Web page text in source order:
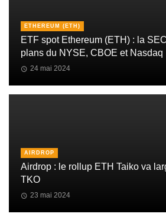
ETHEREUM (ETH)
ETF spot Ethereum (ETH) : la
plans du NYSE, CBOE et Nasdaq
24 mai 2024
AIRDROP
Airdrop : le rollup ETH Taiko va
TKO
23 mai 2024